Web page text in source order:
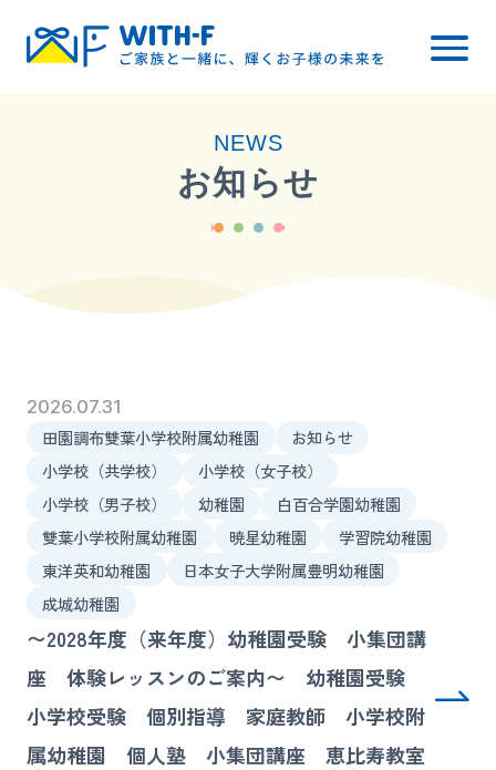
WITH-Fについて
ご入会までの流れ
ブログ・お知らせ
講師募集
お電話080-4324-4900
受付時間 10:00〜21:00（日祝を除く）
お問い合わせ
NEWS
お知らせ
2026.07.31
田園調布雙葉小学校附属幼稚園
お知らせ
小学校（共学校）
小学校（女子校）
小学校（男子校）
幼稚園
白百合学園幼稚園
雙葉小学校附属幼稚園
暁星幼稚園
学習院幼稚園
東洋英和幼稚園
日本女子大学附属豊明幼稚園
成城幼稚園
〜2028年度（来年度）幼稚園受験 小集団講
座 体験レッスンのご案内〜 幼稚園受験
小学校受験 個別指導 家庭教師 小学校附
属幼稚園 個人塾 小集団講座 恵比寿教室